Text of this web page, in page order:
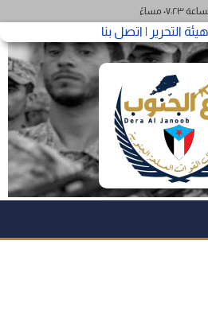
هيئة التحرير | اتصل بنا